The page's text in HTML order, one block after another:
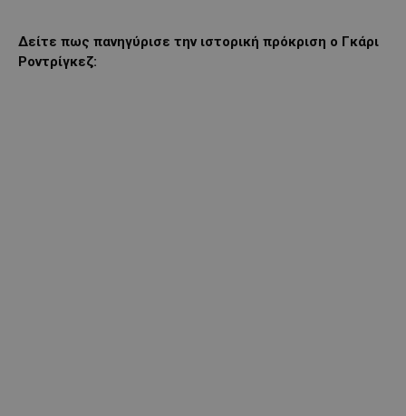
Δείτε πως πανηγύρισε την ιστορική πρόκριση ο Γκάρι
Ροντρίγκεζ: